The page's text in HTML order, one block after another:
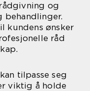
og
behandlinger.
kundens ønsker
råd
tilpasse seg
viktig å holde